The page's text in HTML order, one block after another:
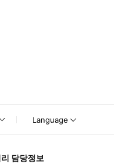
Language
담당정보